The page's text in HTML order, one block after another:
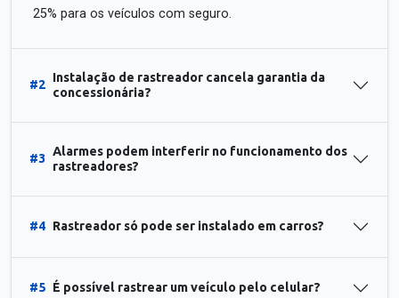
25% para os veículos com seguro.
#2
Instalação de rastreador cancela garantia da
concessionária?
#3
Alarmes podem interferir no funcionamento dos
rastreadores?
#4 Rastreador só pode ser instalado em carros?
#5 É possível rastrear um veículo pelo celular?